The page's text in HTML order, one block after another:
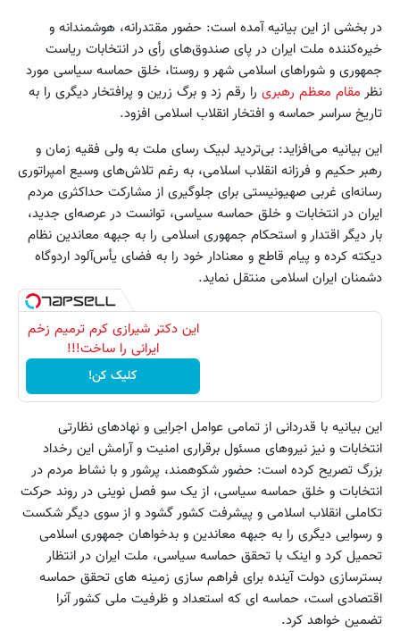
در بخشی از این بیانیه آمده است: حضور مقتدرانه، هوشمندانه و
خیره‌کننده ملت ایران در پای صندوق‌های رأی در انتخابات ریاست
جمهوری و شوراهای اسلامی شهر و روستا، خلق حماسه سیاسی مورد
نظر مقام معظم رهبری را رقم زد و برگ زرین و پرافتخار دیگری را به
تاریخ سراسر حماسه و افتخار انقلاب اسلامی افزود.
این بیانیه می‌افزاید: بی‌تردید لبیک رسای ملت به ولی فقیه زمان و
رهبر حکیم و فرزانه انقلاب اسلامی، به رغم تلاش‌های وسیع امپراتوری
رسانه‌ای غربی صهیونیستی برای جلوگیری از مشارکت حداکثری مردم
ایران در انتخابات و خلق حماسه سیاسی، توانست در عرصه‌ای جدید،
بار دیگر اقتدار و استحکام جمهوری اسلامی را به جبهه معاندین نظام
دیکته کرده و پیام قاطع و معنادار خود را به فضای یأس‌آلود اردوگاه
دشمنان ایران اسلامی منتقل نماید.
این دکتر شیرازی کرم ترمیم زخم
ایرانی را ساخت!!!
کلیک کن!
این بیانیه با قدردانی از تمامی عوامل اجرایی و نهادهای نظارتی
انتخابات و نیز نیروهای مسئول برقراری امنیت و آرامش این رخداد
بزرگ تصریح کرده است: حضور شکوهمند، پرشور و با نشاط مردم در
انتخابات و خلق حماسه سیاسی، از یک سو فصل نوینی در روند حرکت
تکاملی انقلاب اسلامی و پیشرفت کشور گشود و از سوی دیگر شکست
و رسوایی دیگری را به جبهه معاندین و بدخواهان جمهوری اسلامی
تحمیل کرد و اینک با تحقق حماسه سیاسی، ملت ایران در انتظار
بسترسازی دولت آینده برای فراهم سازی زمینه های تحقق حماسه
اقتصادی است، حماسه ای که استعداد و ظرفیت ملی کشور آنرا
تضمین خواهد کرد.